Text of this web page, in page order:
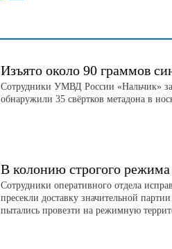
Изъято около 90 граммов
Сотрудники УМВД России «Нальчик»
обнаружили 35 свёртков метадона в
В колонию строгого
Сотрудники оперативного отдела
пресекли доставку значительной
пытались провезти на режимную